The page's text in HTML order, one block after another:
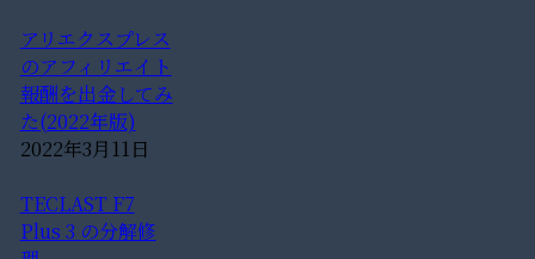
アリエクスプレス
のアフィリエイト
報酬を出金してみ
た(2022年版)
2022年3月11日
TECLAST F7
Plus 3 の分解修